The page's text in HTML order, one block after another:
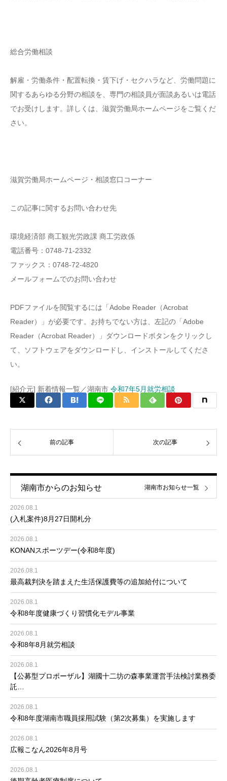
総合労働相談
解雇・労働条件・配置転換・賃下げ・セクハラなど、労働問題に
関するあらゆる分野の相談を、専門の相談員が面談あるいは電話
でお受けします。詳しくは、滋賀労働局ホームページをご覧くだ
さい。
滋賀労働局ホームページ・相談窓口コーナー
この記事に関するお問い合わせ先
環境経済部 商工観光労政課 商工労政係
電話番号：0748-71-2332
ファックス：0748-72-4820
メールフォームでのお問い合わせ
PDFファイルを閲覧するには「Adobe Reader（Acrobat
Reader）」が必要です。お持ちでない方は、左記の「Adobe
Reader（Acrobat Reader）」ダウンロードボタンをクリックし
て、ソフトウェアをダウンロードし、インストールしてくださ
い。
[紹介元] 新着情報一覧／湖南市 令和7年5月就労相談
前の記事 次の記事
湖南市からのお知らせ
2026.08.1
(入札案件)8月27日開札分
2026.08.1
KONANスポーツデー(令和8年度)
2026.08.1
最高裁判決を踏まえた生活保護費等の追加給付について
2026.08.1
令和8年度健康づくり習慣化モデル事業
2026.08.1
令和8年8月就労相談
2026.08.1
【公募型プロポーザル】湖國十二坊の森事業運営手法検討業務委
託…
2026.08.1
令和8年度湖南市職員採用試験（第2次募集）を実施します
2026.08.1
広報こなん2026年8月号
2026.08.1
湖南市お知らせ一覧